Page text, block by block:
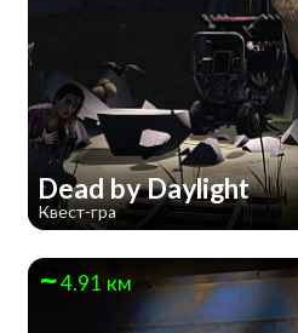
Dead by Daylight
Квест-гра
4.91 км